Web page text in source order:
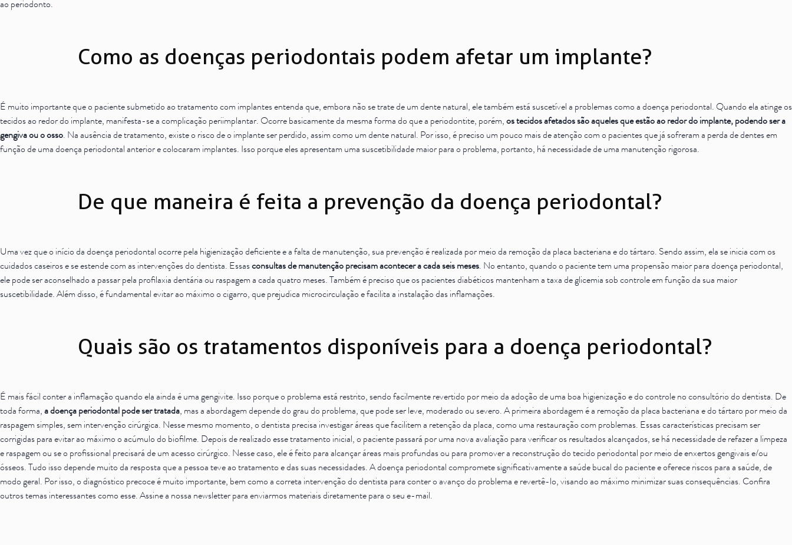
ao periodonto.
Como as doenças periodontais podem afetar um implante?
É muito importante que o paciente submetido ao tratamento com implantesentenda que, embora não se trate de um dente natural, ele também está suscetível a problemas como a doença periodontal. Quando ela atinge os
tecidos ao redor do implante, manifesta-se a complicação periimplantar. Ocorre basicamente da mesma forma do que a periodontite, porém, os tecidos afetados são aqueles que estão ao redor do implante, podendo ser a
gengiva ou o osso. Na ausência de tratamento, existe o risco de o implante ser perdido, assim como um dente natural. Por isso, é preciso um pouco mais de atenção com o pacientes que já sofreram a perda de dentes em
função de uma doença periodontal anterior e colocaram implantes. Isso porque eles apresentam uma suscetibilidade maior para o problema, portanto, há necessidade de uma manutenção rigorosa.
De que maneira é feita a prevenção da doença periodontal?
Uma vez que o início da doença periodontal ocorre pela higienização deficiente e a falta de manutenção, sua prevenção é realizada por meio da remoção da placa bacteriana e do tártaro. Sendo assim, ela se inicia com os
cuidados caseiros e se estende com as intervenções do dentista. Essasconsultas de manutenção precisam acontecer a cada seis meses. No entanto, quando o paciente tem uma propensão maior para doença periodontal,
ele pode ser aconselhado a passar pela profilaxia dentária ou raspagem a cada quatro meses. Também é preciso que os pacientesdiabéticos mantenham a taxa de glicemia sob controle em função da sua maior
suscetibilidade. Além disso, é fundamental evitar ao máximo o cigarro, que prejudica microcirculação e facilita a instalação das inflamações.
Quais são os tratamentos disponíveis para a doença periodontal?
É mais fácil conter a inflamação quando ela ainda é uma gengivite. Isso porque o problema está restrito, sendo facilmente revertido por meio da adoção de uma boa higienização e do controle no consultório do dentista. De
toda forma, a doença periodontal pode ser tratada, mas a abordagem depende do grau do problema, que pode ser leve, moderado ou severo. A primeira abordagem é a remoção da placa bacteriana e do tártaro por meio da
raspagem simples, sem intervenção cirúrgica. Nesse mesmo momento, o dentista precisa investigar áreas que facilitem a retenção da placa, como uma restauração com problemas. Essas características precisam ser
corrigidas para evitar ao máximo o acúmulo do biofilme. Depois de realizado esse tratamento inicial, o paciente passará por uma nova avaliação para verificar os resultados alcançados, se há necessidade de refazer a limpeza
e raspagem ou se o profissional precisará de um acesso cirúrgico. Nesse caso, ele é feito para alcançar áreas mais profundas ou para promover a reconstrução do tecido periodontal por meio de enxertos gengivais e/ou
ósseos. Tudo isso depende muito da resposta que a pessoa teve ao tratamento e das suas necessidades. A doença periodontal compromete significativamente a saúde bucal do paciente e oferece riscos para a saúde, de
modo geral. Por isso, o diagnóstico precoce é muito importante, bem como a correta intervenção do dentista para conter o avanço do problema e revertê-lo, visando ao máximo minimizar suas consequências. Confira
outros temas interessantes como esse. Assine a nossa newsletter para enviarmos materiais diretamente para o seu e-mail.